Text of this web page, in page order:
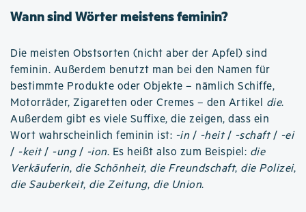
Wann sind Wörter meistens feminin?
Die meisten Obstsorten (nicht aber der Apfel) sind
feminin. Außerdem benutzt man bei den Namen für
bestimmte Produkte oder Objekte – nämlich Schiffe,
Motorräder, Zigaretten oder Cremes – den Artikel die.
Außerdem gibt es viele Suffixe, die zeigen, dass ein
Wort wahrscheinlich feminin ist: -in / -heit/ -schaft/ -ei
/ -keit/ -ung/ -ion. Es heißt also zum Beispiel: die
Verkäuferin, die Schönheit, die Freundschaft, die Polizei,
die Sauberkeit, die Zeitung, die Union.